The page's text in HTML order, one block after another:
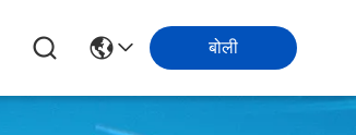
बोली